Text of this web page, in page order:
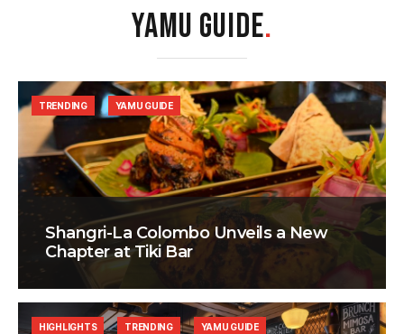
YAMU GUIDE.
Shangri-La Colombo Unveils a New
Chapter at Tiki Bar
TRENDING YAMU GUIDE
HIGHLIGHTS TRENDING YAMU GUIDE